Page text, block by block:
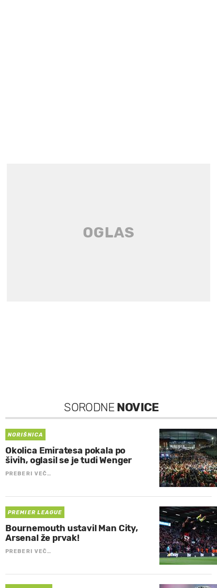
SORODNE NOVICE
NORIŠNICA
Okolica Emiratesa pokala po
šivih, oglasil se je tudi Wenger
PREBERI VEČ…
PREMIER LEAGUE
Bournemouth ustavil Man City,
Arsenal že prvak!
PREBERI VEČ…